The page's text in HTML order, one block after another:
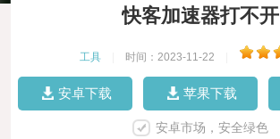
快客加速器打不开
工具 时间：2023-11-22
安卓下载 苹果下载
安卓市场，安全绿色